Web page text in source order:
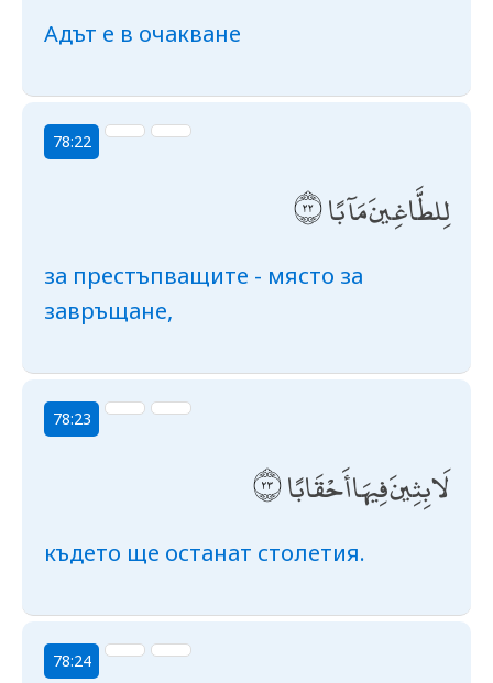
Адът е в очакване
78:22
لِلطَّاغِينَ مَآبًا
за престъпващите - място за
завръщане,
78:23
لَابِثِينَ فِيهَا أَحْقَابًا
където ще останат столетия.
78:24